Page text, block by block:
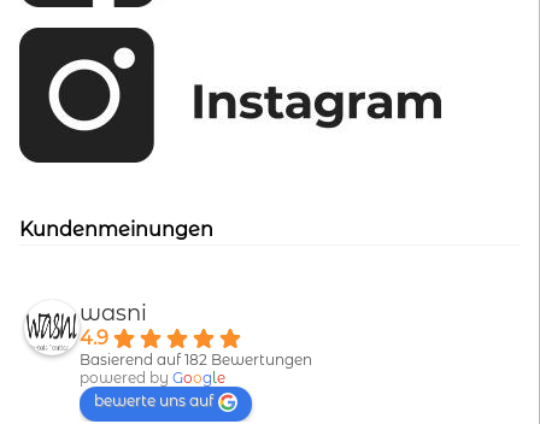
Kundenmeinungen
wasni
4.9
Basierend auf 182 Bewertungen
powered by Google
bewerte uns auf